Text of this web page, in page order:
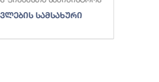
სამსახური